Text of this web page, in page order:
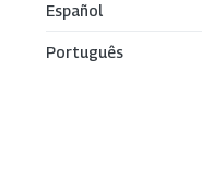
Español
Português